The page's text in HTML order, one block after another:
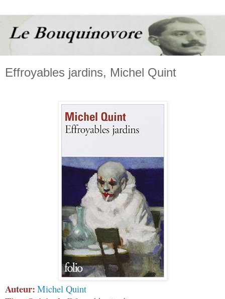
Effroyables jardins, Michel Quint
Auteur: Michel Quint